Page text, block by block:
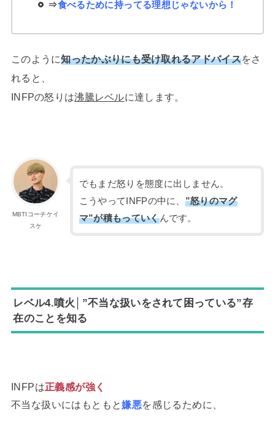
⇒食べるために持ってる理想じゃないから！
このように知ったかぶりにも受け取れるアドバイスをさ
れると、
INFPの怒りは沸騰レベルに達します。
MBTIコーチケイ
スケ
でもまだ怒りを態度に出しません。
こうやってINFPの中に、 ”怒りのマグ
マ”が積もっていくんです。
レベル4.噴火│”不当な扱いをされて困っている”存
在のことを知る
INFPは正義感が強く
不当な扱いにはもともと嫌悪を感じるために、